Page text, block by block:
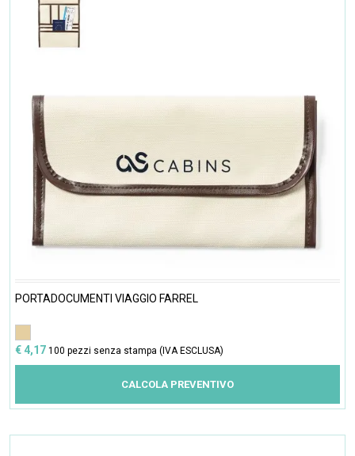
PORTADOCUMENTI VIAGGIO FARREL
€ 4,17 100 pezzi senza stampa (IVA ESCLUSA)
CALCOLA PREVENTIVO